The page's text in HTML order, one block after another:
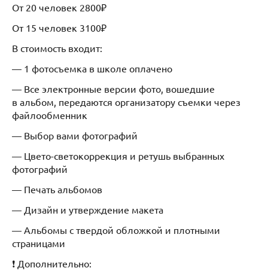
От 20 человек 2800₽
От 15 человек 3100₽
В стоимость входит:
— 1 фотосъемка в школе оплачено
— Все электронные версии фото, вошедшие
в альбом, передаются организатору съемки через
файлообменник
— Выбор вами фотографий
— Цвето-светокоррекция и ретушь выбранных
фотографий
— Печать альбомов
— Дизайн и утверждение макета
— Альбомы с твердой обложкой и плотными
страницами
❗ Дополнительно: